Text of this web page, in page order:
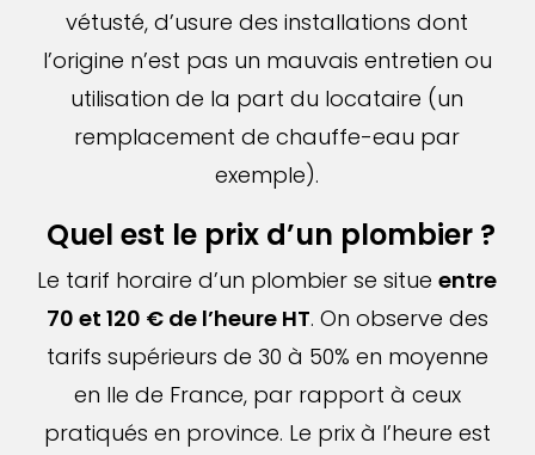
vétusté, d’usure des installations dont
l’origine n’est pas un mauvais entretien ou
utilisation de la part du locataire (un
remplacement de chauffe-eau par
exemple).
Quel est le prix d’un plombier ?
Le tarif horaire d’un plombier se situeentre
70 et 120 € de l’heure HT. On observe des
tarifs supérieurs de 30 à 50% en moyenne
en Ile de France, par rapport à ceux
pratiqués en province. Le prix à l’heure est